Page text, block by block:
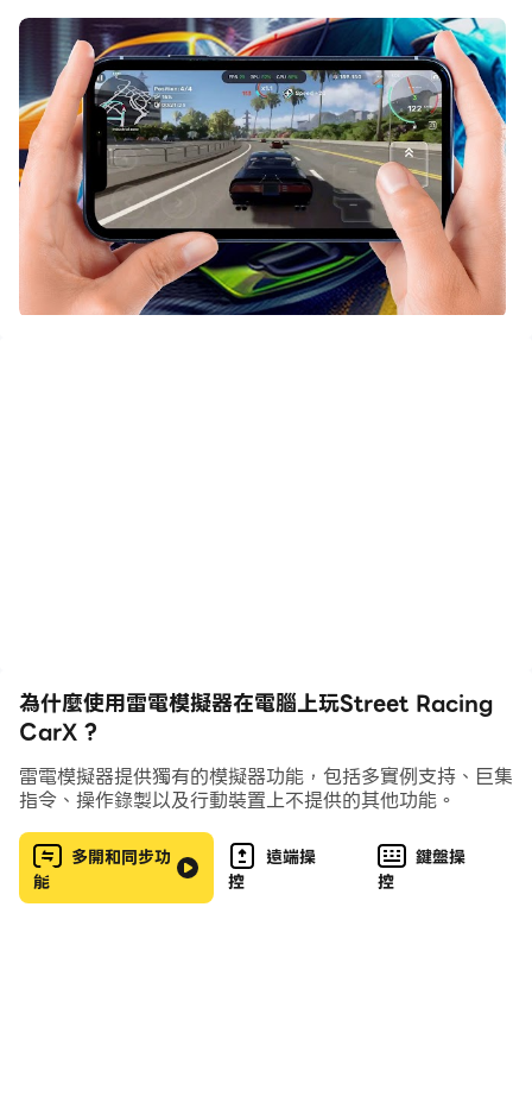
而文件互傳功能讓分享圖像、影片和文件也變得非常容易。
下載Street Racing CarX並在PC上運行。享受PC端的大
螢幕和高畫質畫質吧!
在高速公路和城市街道上逼真的CarX Street賽車，高速漂
移賽車，CarX Street是一款動感十足的開放世界賽車遊
戲。
這款 CarX Street 遊戲是關於街頭 x 賽車的。任何汽車都
奇，接受挑戰。高速漂移賽車，逼真的高速公路和街頭賽
車。
特徵：
街頭賽車 X 2
CarX街上線
CarX街道開放世界
為什麼使用雷電模擬器在電腦上玩Street Racing
CarX ?
雷電模擬器提供獨有的模擬器功能，包括多實例支持、巨集
指令、操作錄製以及行動裝置上不提供的其他功能。
多開和同步功
能
遠端操
控
鍵盤操
控